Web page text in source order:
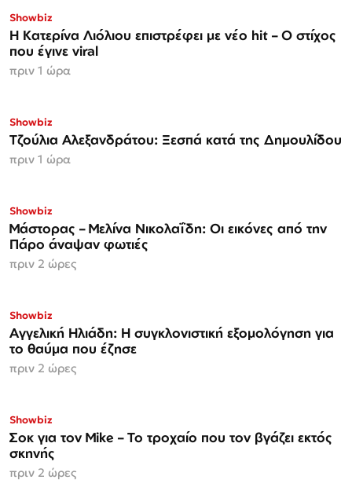
Showbiz
Η Κατερίνα Λιόλιου επιστρέφει με νέο hit – Ο στίχος
που έγινε viral
πριν 1 ώρα
Showbiz
Τζούλια Αλεξανδράτου: Ξεσπά κατά της Δημουλίδου
πριν 1 ώρα
Showbiz
Μάστορας – Μελίνα Νικολαΐδη: Οι εικόνες από την
Πάρο άναψαν φωτιές
πριν 2 ώρες
Showbiz
Αγγελική Ηλιάδη: Η συγκλονιστική εξομολόγηση για
το θαύμα που έζησε
πριν 2 ώρες
Showbiz
Σοκ για τον Mike – Το τροχαίο που τον βγάζει εκτός
σκηνής
πριν 2 ώρες